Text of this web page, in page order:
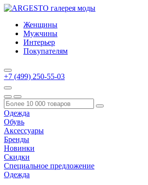
Женщины
Мужчины
Интерьер
Покупателям
+7 (499) 250-55-03
Одежда
Обувь
Аксессуары
Бренды
Новинки
Скидки
Специальное предложение
Одежда